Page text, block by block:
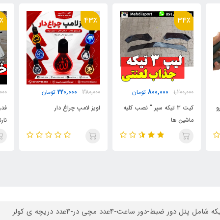
43٪
380,000
220,000 تومان
اویز لامپ چراغ دار
32٪
3,500,000
2,400,000 تومان
فدرال پلیسی 6 تیکه | لایت بار